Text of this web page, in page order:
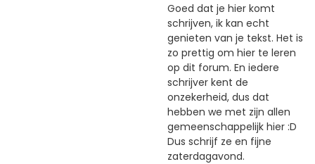
Goed dat je hier komt
schrijven, ik kan echt
genieten van je tekst. Het is
zo prettig om hier te leren
op dit forum. En iedere
schrijver kent de
onzekerheid, dus dat
hebben we met zijn allen
gemeenschappelijk hier :D
Dus schrijf ze en fijne
zaterdagavond.